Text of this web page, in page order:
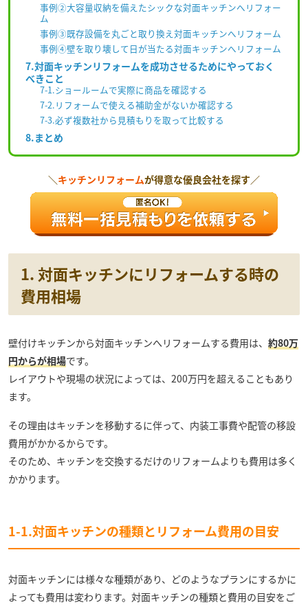
事例②大容量収納を備えたシックな対面キッチンへリフォー
ム
事例③既存設備を丸ごと取り換え対面キッチンへリフォーム
事例④壁を取り壊して日が当たる対面キッチンへリフォーム
7.対面キッチンリフォームを成功させるためにやっておく
べきこと
7-1.ショールームで実際に商品を確認する
7-2.リフォームで使える補助金がないか確認する
7-3.必ず複数社から見積もりを取って比較する
8.まとめ
＼キッチンリフォームが得意な優良会社を探す／
1. 対面キッチンにリフォームする時の
費用相場
壁付けキッチンから対面キッチンへリフォームする費用は、 約80万
円からが相場です。
レイアウトや現場の状況によっては、200万円を超えることもあり
ます。
その理由はキッチンを移動するに伴って、内装工事費や配管の移設
費用がかかるからです。
そのため、キッチンを交換するだけのリフォームよりも費用は多く
かかります。
1-1.対面キッチンの種類とリフォーム費用の目安
対面キッチンには様々な種類があり、どのようなプランにするかに
よっても費用は変わります。対面キッチンの種類と費用の目安をご